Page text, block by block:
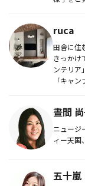
ruca
田舎に住
きっかけ
ンテリア
「キャ
晝間
ニュージ
ィー天国
五十嵐